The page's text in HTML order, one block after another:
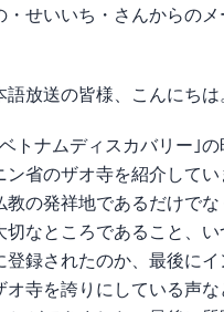
・せいいち・さんからの
語放送の皆様、こんにちは
トナムディスカバリー｣
省のザオ寺を紹介してい
教の発祥地であるだけでな
切なところであること、い
登録されたのか、最後に
寺を誇りにしている声な